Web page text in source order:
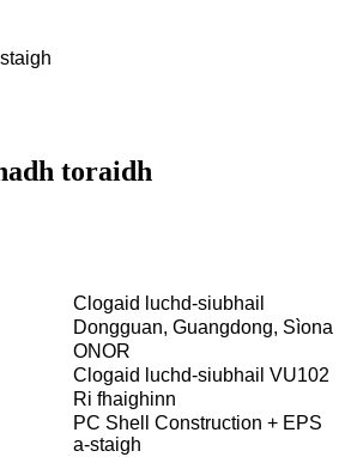
toraidh
Clogaid luchd-siubhail
Dongguan, Guangdong, Sìona
ONOR
Clogaid luchd-siubhail VU102
Ri fhaighinn
PC Shell Construction + EPS
a-staigh